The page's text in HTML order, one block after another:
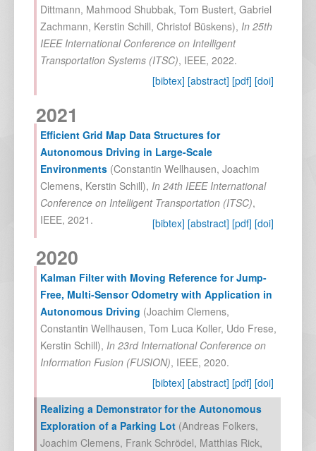
Dittmann, Mahmood Shubbak, Tom Bustert, Gabriel
Zachmann, Kerstin Schill, Christof Büskens), In 25th
IEEE International Conference on Intelligent
Transportation Systems (ITSC), IEEE, 2022.
[bibtex] [abstract] [pdf] [doi]
2021
Efficient Grid Map Data Structures for
Autonomous Driving in Large-Scale
Environments (Constantin Wellhausen, Joachim
Clemens, Kerstin Schill), In 24th IEEE International
Conference on Intelligent Transportation (ITSC),
IEEE, 2021 . [bibtex] [abstract] [pdf] [doi]
2020
Kalman Filter with Moving Reference for Jump-
Free, Multi-Sensor Odometry with Application in
Autonomous Driving (Joachim Clemens,
Constantin Wellhausen, Tom Luca Koller, Udo Frese,
Kerstin Schill), In 23rd International Conference on
Information Fusion (FUSION), IEEE, 2020.
[bibtex] [abstract] [pdf] [doi]
Realizing a Demonstrator for the Autonomous
Exploration of a Parking Lot (Andreas Folkers,
Joachim Clemens, Frank Schrödel, Matthias Rick,